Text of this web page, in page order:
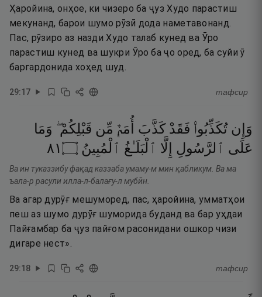
Ҳаройина, онҳое, ки чизеро ба ҷуз Худо парастиш
мекунанд, барои шумо рӯзӣ дода наметавонанд.
Пас, рӯзиро аз назди Худо талаб кунед ва Ӯро
парастиш кунед ва шукри Ӯро ба ҷо оред, ба суйи ӯ
баргардонида хоҳед шуд.
29:17 тафсир
وَإِن تُكَذِّبُوا۟ فَقَدْ كَذَّبَ أُمَمٌۭ مِّن قَبْلِكُمْ ۖ وَمَا
عَلَى ٱلرَّسُولِ إِلَّا ٱلْبَلَـٰغُ ٱلْمُبِينُ ۝١٨
Ва ин туказзибу фақад каззаба умаму-м мин қабликум. Ва ма
ъала-р расули илла-л-балағу-л мубӣн.
Ва агар дурӯғ мешуморед, пас, ҳаройина, умматҳои
пеш аз шумо дурӯғ шуморида буданд ва бар уҳдаи
Пайғамбар ба ҷуз пайғом расонидани ошкор чизи
дигаре нест».
29:18 тафсир